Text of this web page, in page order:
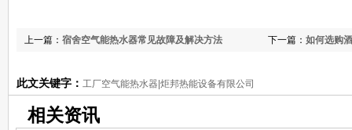
下一篇： 如何选购
上一篇： 宿舍空气能热水器常见故障及解决方法
此文关键字： 工厂空气能热水器|炬邦热能设备有限公司
相关资讯